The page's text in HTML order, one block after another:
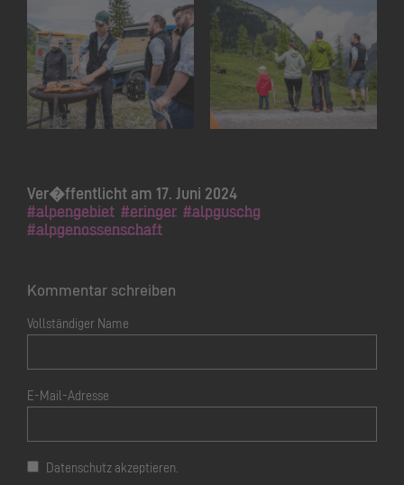
Ver�ffentlicht am 17. Juni 2024
#alpengebiet #eringer #alpguschg
#alpgenossenschaft
Kommentar schreiben
Vollständiger Name
E-Mail-Adresse
Datenschutz akzeptieren.